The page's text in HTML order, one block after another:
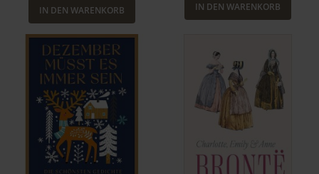
IN DEN WARENKORB IN DEN WARENKORB